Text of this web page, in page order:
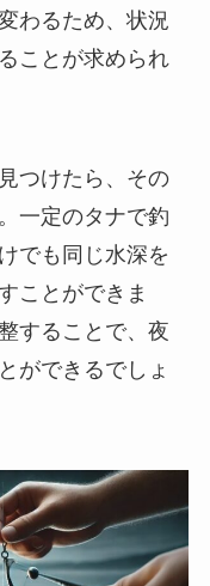
わるため、状況
ことが求められ
つけたら、その
一定のタナで釣
でも同じ水深を
ことができま
することで、夜
ができるでしょ